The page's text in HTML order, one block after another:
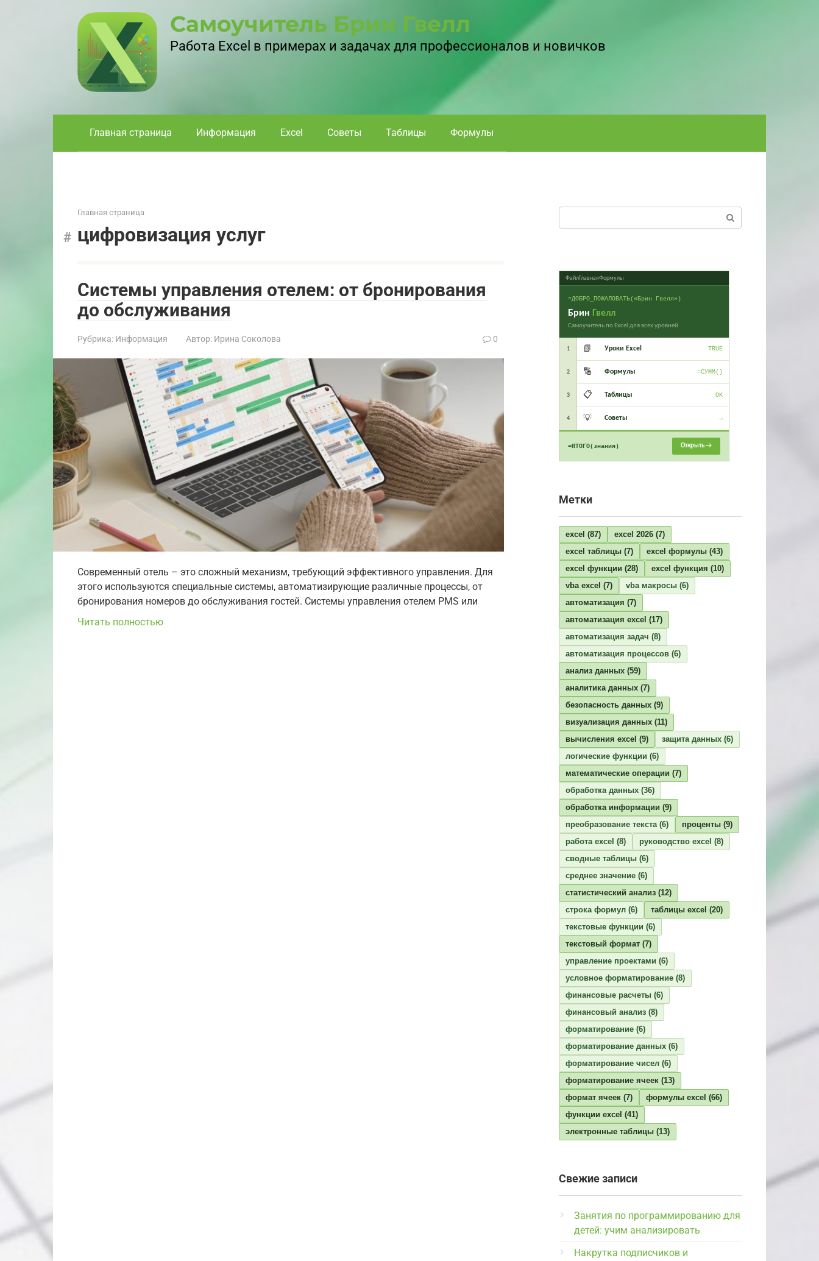
Самоучитель Брин Гвелл
Работа Excel в примерах и задачах для профессионалов и новичков
Главная страница Информация Excel Советы Таблицы Формулы
Главная страница
цифровизация услуг
Системы управления отелем: от бронирования
до обслуживания
Рубрика: Информация Автор: Ирина Соколова 0
Современный отель – это сложный механизм, требующий эффективного управления. Для
этого используются специальные системы, автоматизирующие различные процессы, от
бронирования номеров до обслуживания гостей. Системы управления отелем PMS или
Читать полностью
ФайлГлавнаяФормулы
=ДОБРО_ПОЖАЛОВАТЬ(«Брин Гвелл»)
Брин Гвелл
Самоучитель по Excel для всех уровней
1 📗 Уроки Excel TRUE
2 🔢 Формулы =СУММ()
3 📋 Таблицы OK
4 💡 Советы →
=ИТОГО(знания) Открыть →
Метки
excel (87) excel 2026 (7)
excel таблицы (7) excel формулы (43)
excel функции (28) excel функция (10)
vba excel (7) vba макросы (6)
автоматизация (7)
автоматизация excel (17)
автоматизация задач (8)
автоматизация процессов (6)
анализ данных (59)
аналитика данных (7)
безопасность данных (9)
визуализация данных (11)
вычисления excel (9) защита данных (6)
логические функции (6)
математические операции (7)
обработка данных (36)
обработка информации (9)
преобразование текста(6) проценты (9)
работа excel (8) руководство excel (8)
сводные таблицы (6)
среднее значение (6)
статистический анализ (12)
строка формул (6) таблицы excel (20)
текстовые функции (6)
текстовый формат (7)
управление проектами (6)
условное форматирование (8)
финансовые расчеты (6)
финансовый анализ (8)
форматирование (6)
форматирование данных (6)
форматирование чисел (6)
форматирование ячеек (13)
формат ячеек (7) формулы excel (66)
функции excel (41)
электронные таблицы (13)
Свежие записи
Занятия по программированию для
детей: учим анализировать
Накрутка подписчиков и